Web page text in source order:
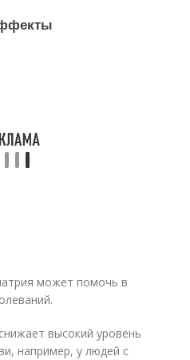
может помочь в
высокий уровень
например, у людей с